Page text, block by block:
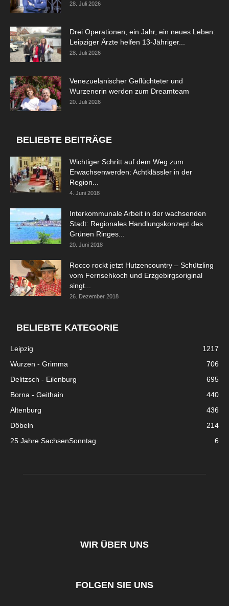
28. Juli 2026
Drei Operationen, ein Jahr, ein neues Leben:
Leipziger Ärzte helfen 13-Jähriger...
28. Juli 2026
Venezuelanischer Geflüchteter und
Wurzenerin werden zum Dreamteam
20. Juli 2026
BELIEBTE BEITRÄGE
Wichtiger Schritt auf dem Weg zum
Erwachsenwerden: Achtklässler in der
Region...
4. Juni 2018
Interkommunale Arbeit in der wachsenden
Stadt: Regionales Handlungskonzept des
Grünen Ringes...
20. Juni 2018
Rocco rockt jetzt Hutzencountry – Schützling
vom Fernsehkoch und Erzgebirgsoriginal
singt...
26. Dezember 2018
BELIEBTE KATEGORIE
Leipzig
1217
Wurzen - Grimma
706
Delitzsch - Eilenburg
695
Borna - Geithain
440
Altenburg
436
Döbeln
214
25 Jahre SachsenSonntag
6
WIR ÜBER UNS
FOLGEN SIE UNS